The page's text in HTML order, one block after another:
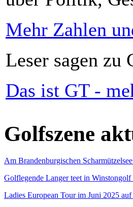
Mehr Zahlen
Leser sagen zu
Das ist GT -
Golfszene
Am Brandenburgischen
Golflegende Langer teet in Winstongolf
Ladies European Tour im Juni 2025